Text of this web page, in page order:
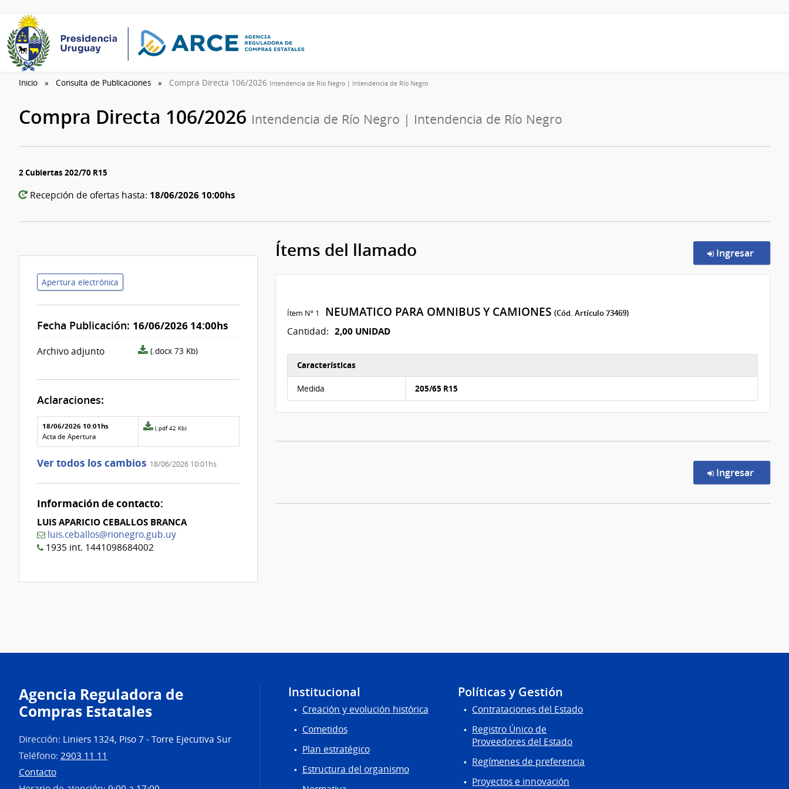
Inicio Consulta de Publicaciones Compra Directa 106/2026 Intendencia de Río Negro | Intendencia de Río Negro
Compra Directa 106/2026 Intendencia de Río Negro | Intendencia de Río Negro
2 Cubiertas 202/70 R15
Recepción de ofertas hasta: 18/06/2026 10:00hs
Apertura electrónica
Fecha Publicación: 16/06/2026 14:00hs
Archivo adjunto
archivo
(.docx 73 Kb)
Aclaraciones:
Aclaraciones del llamado
Fecha y
texto de
la
Archivo
de la
18/06/2026 10:01hs
Acta de Apertura
Archivo
de
aclaración
0
(.pdf 42 Kb)
Ver todos los cambios 18/06/2026 10:01hs
Información de contacto:
LUIS APARICIO CEBALLOS BRANCA
luis.ceballos@rionegro.gub.uy
1935 int. 1441098684002
Ítems del llamado Ingresar
Ítem Nº 1 NEUMATICO PARA OMNIBUS Y CAMIONES (Cód. Artículo 73469)
Cantidad: 2,00 UNIDAD
Características
Medida 205/65 R15
Ingresar
Agencia Reguladora de
Compras Estatales
Dirección: Liniers 1324, Piso 7 - Torre Ejecutiva Sur
Teléfono: 2903 11 11
Contacto
Institucional
Creación y evolución histórica
Cometidos
Plan estratégico
Estructura del organismo
Políticas y Gestión
Contrataciones del Estado
Registro Único de
Proveedores del Estado
Regímenes de preferencia
Proyectos e innovación